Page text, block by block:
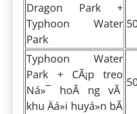
Dragon Park +
Typhoon Water
Park
Typhoon Water
Park + CÃ¡p treo
Ná»¯ hoÃ ng vÃ
khu Äá»i huyá»n bÃ­